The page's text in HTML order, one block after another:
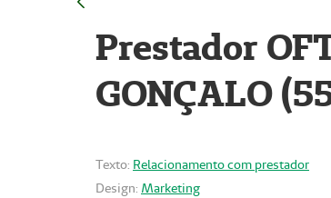
Prestador
GONÇALO
Texto: Relacionamento com prestador
Design: Marketing